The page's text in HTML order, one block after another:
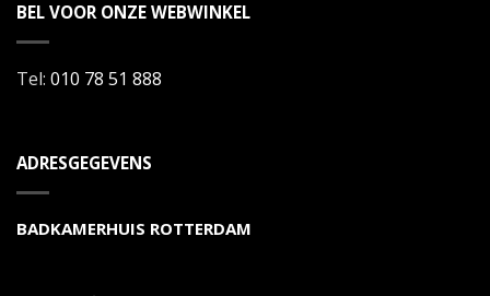
BEL VOOR ONZE WEBWINKEL
Tel: 010 78 51 888
ADRESGEGEVENS
BADKAMERHUIS ROTTERDAM